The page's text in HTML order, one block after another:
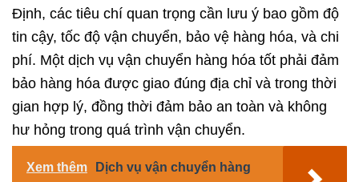
Định, các tiêu chí quan trọng cần lưu ý bao gồm độ
tin cậy, tốc độ vận chuyển, bảo vệ hàng hóa, và chi
phí. Một dịch vụ vận chuyển hàng hóa tốt phải đảm
bảo hàng hóa được giao đúng địa chỉ và trong thời
gian hợp lý, đồng thời đảm bảo an toàn và không
hư hỏng trong quá trình vận chuyển.
Xem thêm
Dịch vụ vận chuyển hàng